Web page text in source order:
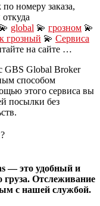
номеру заказа,
💫 global 💫 грозном 💫
грозный 💫 Сервиса
на сайте …
GBS Global Broker
способом
этого сервиса вы
посылки без
— это удобный и
Отслеживание
с нашей службой.